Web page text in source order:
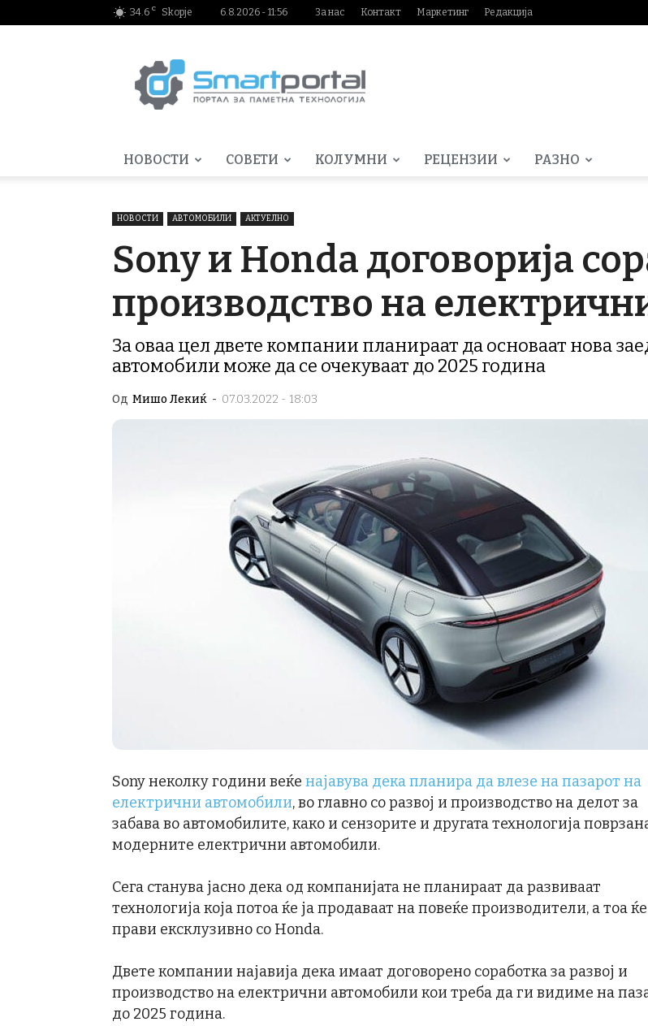
34.6 C Skopje 6.8.2026 - 11:56 За нас Контакт Маркетинг Редакција
НОВОСТИ СОВЕТИ КОЛУМНИ РЕЦЕНЗИИ РАЗНО
НОВОСТИ АВТОМОБИЛИ АКТУЕЛНО
Sony и Honda договорија
производство на
За оваа цел двете компании планираат да основаат нова
автомобили може да се очекуваат до 2025 година
Од Мишо Лекиќ - 07.03.2022 - 18:03
Sony неколку години веќе најавува дека планира да влезе на пазарот на
електрични автомобили, во главно со развој и производство на делот за
забава во автомобилите, како и сензорите и другата технологија
модерните електрични автомобили.
Сега станува јасно дека од компанијата не планираат да развиваат
технологија која потоа ќе ја продаваат на повеќе производители, а тоа
прави ексклузивно со Honda.
Двете компании најавија дека имаат договорено соработка за развој и
производство на електрични автомобили кои треба да ги видиме на
до 2025 година.